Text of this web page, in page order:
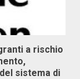
a rischio
sistema di